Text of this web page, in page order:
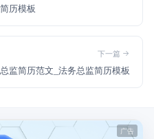
历模板
下一篇
监简历范文_法务总监简历模板